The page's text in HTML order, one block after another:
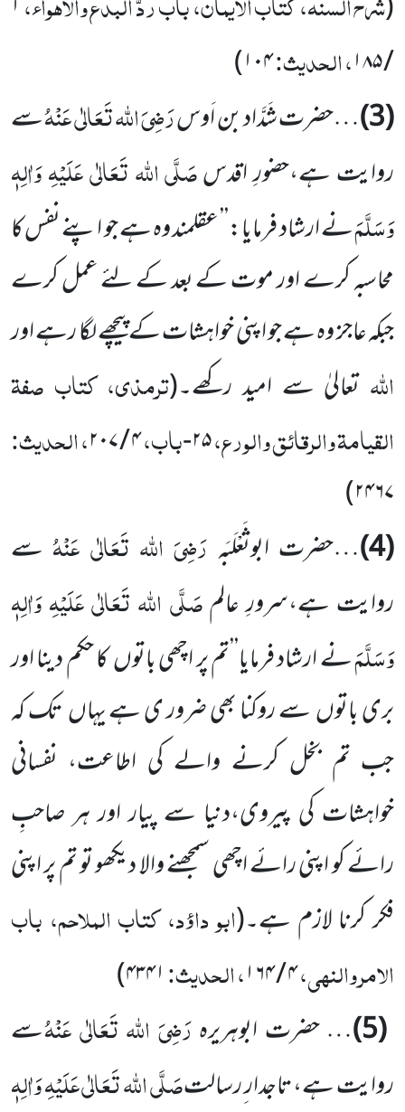
/ ۱۸۵
، الحدیث:۱۰۴)
(3) …حضرت شَدَّاد بن اَوسرَضِیَ اللہ تَعَالٰی عَنْہُسے
روایت ہے،حضورِ اقدسصَلَّی اللہ تَعَالٰی عَلَیْہِ وَاٰلِہٖ
وَسَلَّمَنے ارشاد فرمایا:’’ عقلمند وہ ہے جو اپنے نفس کا
محاسبہ کرے اور موت کے بعد کے لئے عمل کرے
جبکہ عاجز وہ ہے جو اپنی خواہشات کے پیچھے لگا رہے اور
اللہ تعالیٰ سے امید رکھے۔(ترمذی، کتاب صفۃ
القیامۃ والرقائق والورع،۲۵- باب،۴ / ۲۰۷ ، الحدیث:
۲۴۶۷)
(4) …حضرت ابوثَعْلَبَہ رَضِیَ اللہ تَعَالٰی عَنْہُ سے
روایت ہے،سرورِ عالمصَلَّی اللہ تَعَالٰی عَلَیْہِ وَاٰلِہٖ
وَسَلَّمَنے ارشاد فرمایا’’تم پر اچھی باتوں کا حکم دینا اور
بری باتوں سے روکنا بھی ضرور ی ہے یہاں تک کہ
جب تم بخل کرنے والے کی اطاعت، نفسانی
خواہشات کی پیروی،دنیا سے پیار اور ہر صاحبِ
رائے کو اپنی رائے اچھی سمجھنے والا دیکھو تو تم پر اپنی
فکر کرنا لازم ہے۔(ابو داؤد، کتاب الملاحم، باب
الامر والنہی،۴ / ۱۶۴ ، الحدیث:۴۳۴۱)
(5) … حضرت ابوہریرہرَضِیَ اللہ تَعَالٰی عَنْہُسے
روایت ہے، تاجدار ِرسالتصَلَّی اللہ تَعَالٰی عَلَیْہِ وَاٰلِہٖ